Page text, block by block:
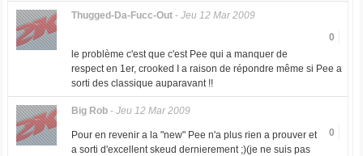
Thugged-Da-Fucc-Out- Jeu 12 Mar 2009
0
le problème c'est que c'est Pee qui a manquer de
respect en 1er, crooked I a raison de répondre même si Pee a
sorti des classique auparavant !!
Big Rob- Jeu 12 Mar 2009
0
Pour en revenir a la "new" Pee n'a plus rien a prouver et
a sorti d'excellent skeud dernierement ;)(je ne suis pas